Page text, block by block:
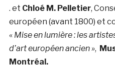
. et Chloé M. Pelletier,
européen (avant 1800) et
« Mise en lumière : les
d’art européen ancien »,
Montréal.